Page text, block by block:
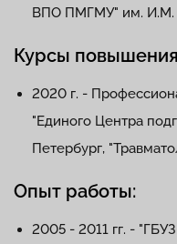
ВПО ПМГМУ" им. И.М.
Курсы
2020 г. -
"Единого Центра
Петербург,
Опыт работы:
2005 - 2011 гг. -